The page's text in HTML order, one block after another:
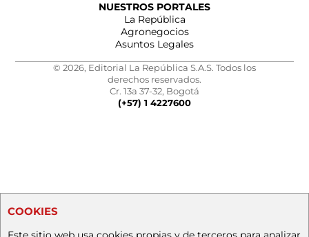
NUESTROS PORTALES
La República
Agronegocios
Asuntos Legales
© 2026, Editorial La República S.A.S. Todos los
derechos reservados.
Cr. 13a 37-32, Bogotá
(+57) 1 4227600
COOKIES